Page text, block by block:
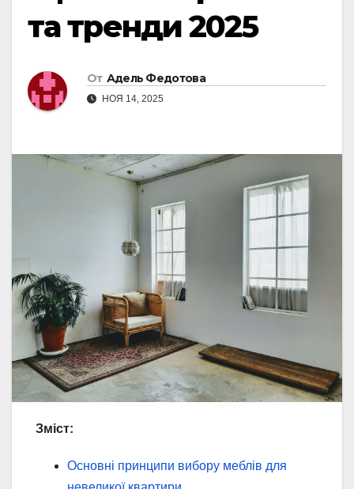
та тренди 2025
От Адель Федотова
НОЯ 14, 2025
Зміст:
Основні принципи вибору меблів для